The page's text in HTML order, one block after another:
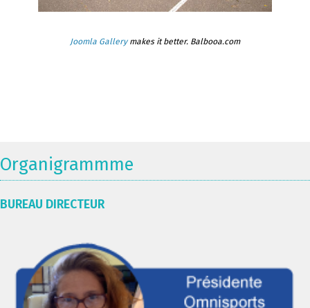
Joomla Gallerymakes it better. Balbooa.com
Organigrammme
BUREAU DIRECTEUR